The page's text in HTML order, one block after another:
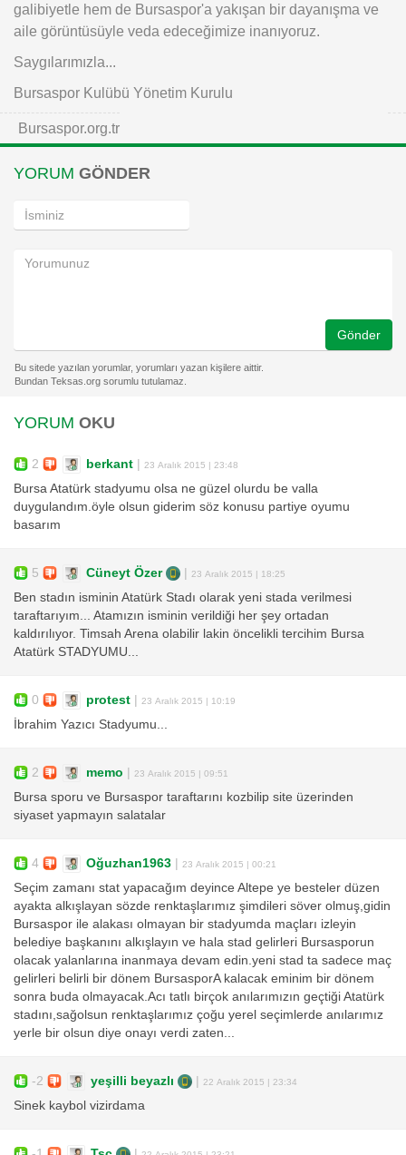
galibiyetle hem de Bursaspor'a yakışan bir dayanışma ve
aile görüntüsüyle veda edeceğimize inanıyoruz.
Saygılarımızla...
Bursaspor Kulübü Yönetim Kurulu
Bursaspor.org.tr
YORUM GÖNDER
Gönder
YORUM OKU
2 berkant 23 Aralık 2015 | 23:48
Bursa Atatürk stadyumu olsa ne güzel olurdu be valla
duygulandım.öyle olsun giderim söz konusu partiye oyumu
basarım
5 Cüneyt Özer 23 Aralık 2015 | 18:25
Ben stadın isminin Atatürk Stadı olarak yeni stada verilmesi
taraftarıyım... Atamızın isminin verildiği her şey ortadan
kaldırılıyor. Timsah Arena olabilir lakin öncelikli tercihim Bursa
Atatürk STADYUMU...
0 protest 23 Aralık 2015 | 10:19
İbrahim Yazıcı Stadyumu...
2 memo 23 Aralık 2015 | 09:51
Bursa sporu ve Bursaspor taraftarını kozbilip site üzerinden
siyaset yapmayın salatalar
4 Oğuzhan1963 23 Aralık 2015 | 00:21
Seçim zamanı stat yapacağım deyince Altepe ye besteler düzen
ayakta alkışlayan sözde renktaşlarımız şimdileri söver olmuş,gidin
Bursaspor ile alakası olmayan bir stadyumda maçları izleyin
belediye başkanını alkışlayın ve hala stad gelirleri Bursasporun
olacak yalanlarına inanmaya devam edin.yeni stad ta sadece maç
gelirleri belirli bir dönem BursasporA kalacak eminim bir dönem
sonra buda olmayacak.Acı tatlı birçok anılarımızın geçtiği Atatürk
stadını,sağolsun renktaşlarımız çoğu yerel seçimlerde anılarımız
yerle bir olsun diye onayı verdi zaten...
-2 yeşilli beyazlı 22 Aralık 2015 | 23:34
Sinek kaybol vizirdama